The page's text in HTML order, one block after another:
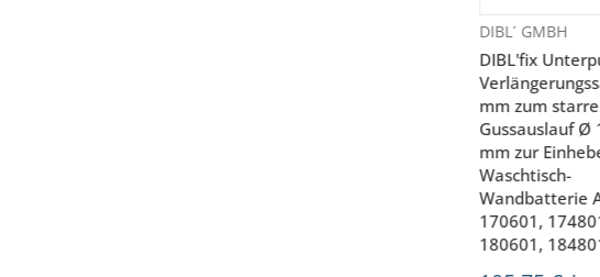
DIBL´ GMBH
DIBL'fix
mm zum
Gussauslauf Ø
mm zur
Waschtisch-
Wandbatterie
170601,
180601,